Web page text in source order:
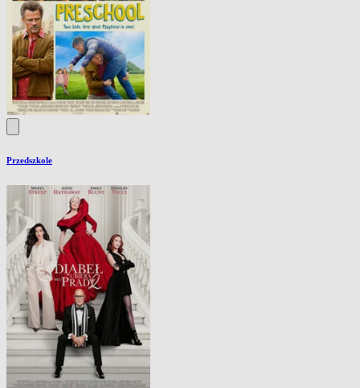
Przedszkole